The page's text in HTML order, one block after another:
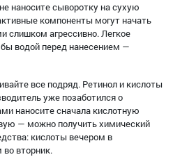
наносите сыворотку на сухую
компоненты могут начать
слишком агрессивно. Легкое
водой перед нанесением —
все подряд. Ретинол и кислоты
уже позаботился о
наносите сначала кислотную
— можно получить химический
кислоты вечером в
во вторник.